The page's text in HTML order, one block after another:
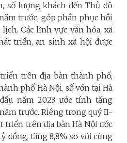
số lượng khách đến Thủ đô
trước, góp phần phục hồi
Các lĩnh vực văn hóa, xã
triển, an sinh xã hội được
trên địa bàn thành phố,
phố Hà Nội, số vốn tại Hà
năm 2023 ước tính tăng
trước. Riêng trong quý II-
triển trên địa bàn Hà Nội ước
đồng, tăng 8,8% so với cùng